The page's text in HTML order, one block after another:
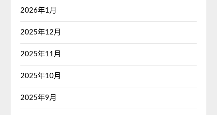
2026年1月
2025年12月
2025年11月
2025年10月
2025年9月